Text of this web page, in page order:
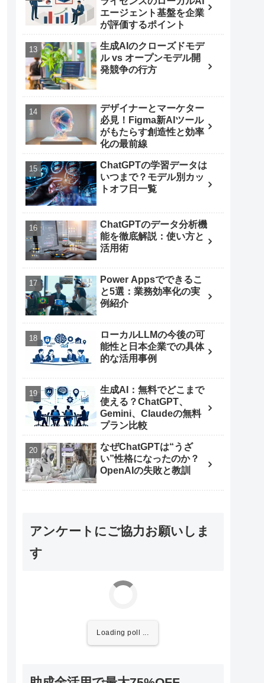
エージェント基盤を企業
が評価するポイント
生成AIのクローズドモデ
ル vs オープンモデル開
発競争の行方
デザイナーとマーケター
必見！Figma新AIツール
がもたらす創造性と効率
化の最前線
ChatGPTの学習データは
いつまで？モデル別カッ
トオフ日一覧
ChatGPTのデータ分析機
能を徹底解説：使い方と
活用術
Power Appsでできるこ
と5選：業務効率化の実
例紹介
ローカルLLMの今後の可
能性と日本企業での具体
的な活用事例
生成AI：無料でどこまで
使える？ChatGPT、
Gemini、Claudeの無料
プラン比較
なぜChatGPTは“うざ
い”性格になったのか？
OpenAIの失敗と教訓
アンケートにご協力お願いしま
す
Loading poll ...